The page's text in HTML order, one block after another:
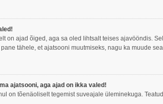
on ajad õiged, aga sa oled lihtsalt teises ajavööndis.
tähele, et ajatsooni muutmiseks, nagu ka muude
ajatsooni, aga ajad on ikka valed!
on tõenäoliselt tegemist suveajale üleminekuga.